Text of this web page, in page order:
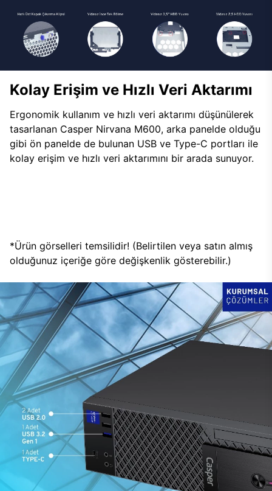
Kolay Erişim ve Hızlı Veri Aktarımı
Ergonomik kullanım ve hızlı veri aktarımı düşünülerek
tasarlanan Casper Nirvana M600, arka panelde olduğu
gibi ön panelde de bulunan USB ve Type-C portları ile
kolay erişim ve hızlı veri aktarımını bir arada sunuyor.
*Ürün görselleri temsilidir! (Belirtilen veya satın almış
olduğunuz içeriğe göre değişkenlik gösterebilir.)